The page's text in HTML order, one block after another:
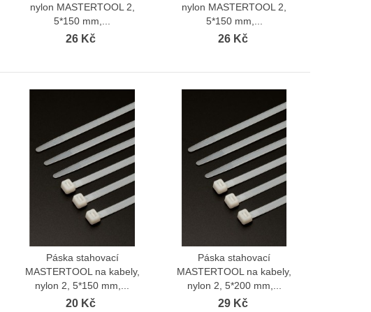
nylon MASTERTOOL 2,
5*150 mm,...
26 Kč
nylon MASTERTOOL 2,
5*150 mm,...
26 Kč
Zobrazit více
Páska stahovací
MASTERTOOL na kabely,
nylon 2, 5*150 mm,...
20 Kč
Zobrazit více
Páska stahovací
MASTERTOOL na kabely,
nylon 2, 5*200 mm,...
29 Kč